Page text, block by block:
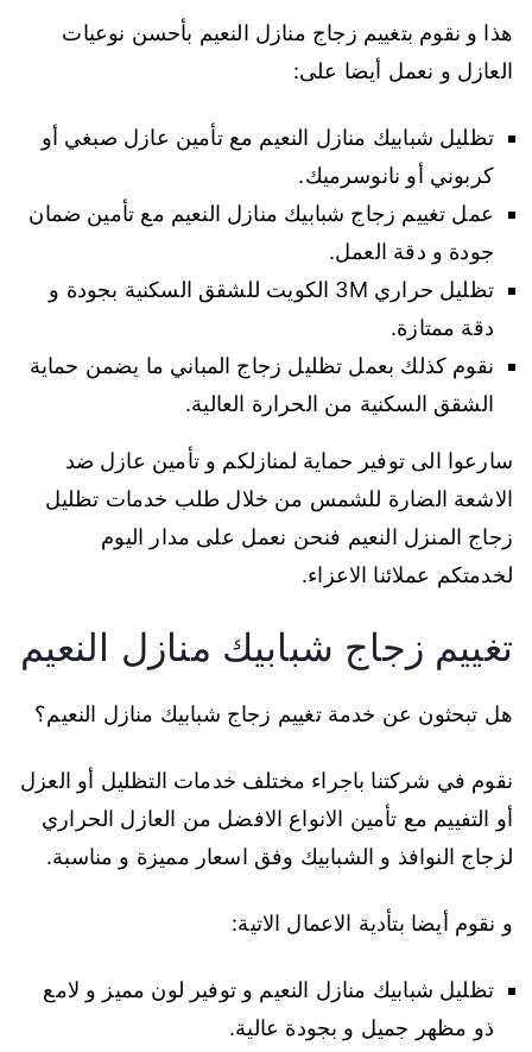
هذا و نقوم بتغييم زجاج منازل النعيم بأحسن نوعيات
العازل و نعمل أيضا على:
تظليل شبابيك منازل النعيم مع تأمين عازل صبغي أو
كربوني أو نانوسرميك.
عمل تغييم زجاج شبابيك منازل النعيم مع تأمين ضمان
جودة و دقة العمل.
تظليل حراري 3M الكويت للشقق السكنية بجودة و
دقة ممتازة.
نقوم كذلك بعمل تظليل زجاج المباني ما يضمن حماية
الشقق السكنية من الحرارة العالية.
سارعوا الى توفير حماية لمنازلكم و تأمين عازل ضد
الاشعة الضارة للشمس من خلال طلب خدمات تظليل
زجاج المنزل النعيم فنحن نعمل على مدار اليوم
لخدمتكم عملائنا الاعزاء.
تغييم زجاج شبابيك منازل النعيم
هل تبحثون عن خدمة تغييم زجاج شبابيك منازل النعيم؟
نقوم في شركتنا باجراء مختلف خدمات التظليل أو العزل
أو التفييم مع تأمين الانواع الافضل من العازل الحراري
لزجاج النوافذ و الشبابيك وفق اسعار مميزة و مناسبة.
و نقوم أيضا بتأدية الاعمال الاتية:
تظليل شبابيك منازل النعيم و توفير لون مميز و لامع
ذو مظهر جميل و بجودة عالية.